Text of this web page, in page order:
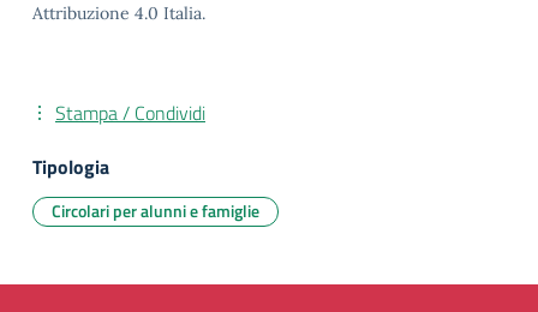
Attribuzione 4.0 Italia.
Stampa / Condividi
Tipologia
Circolari per alunni e famiglie